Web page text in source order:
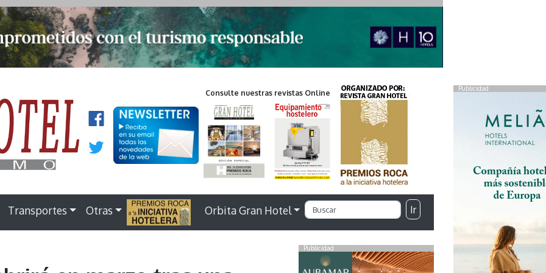
Publicidad
Consulte nuestras revistas Online
Transportes Otras . Orbita Gran Hotel Ir
Publicidad